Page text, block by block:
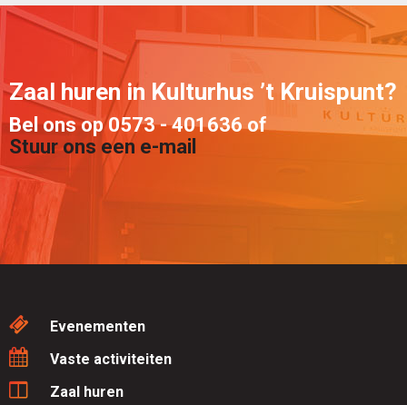
Zaal huren in Kulturhus ’t Kruispunt?
Bel ons op 0573 - 401636 of
Stuur ons een e-mail
Evenementen
Vaste activiteiten
Zaal huren